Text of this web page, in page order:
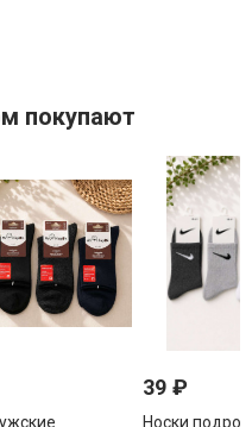
покупают
39 ₽
Носки